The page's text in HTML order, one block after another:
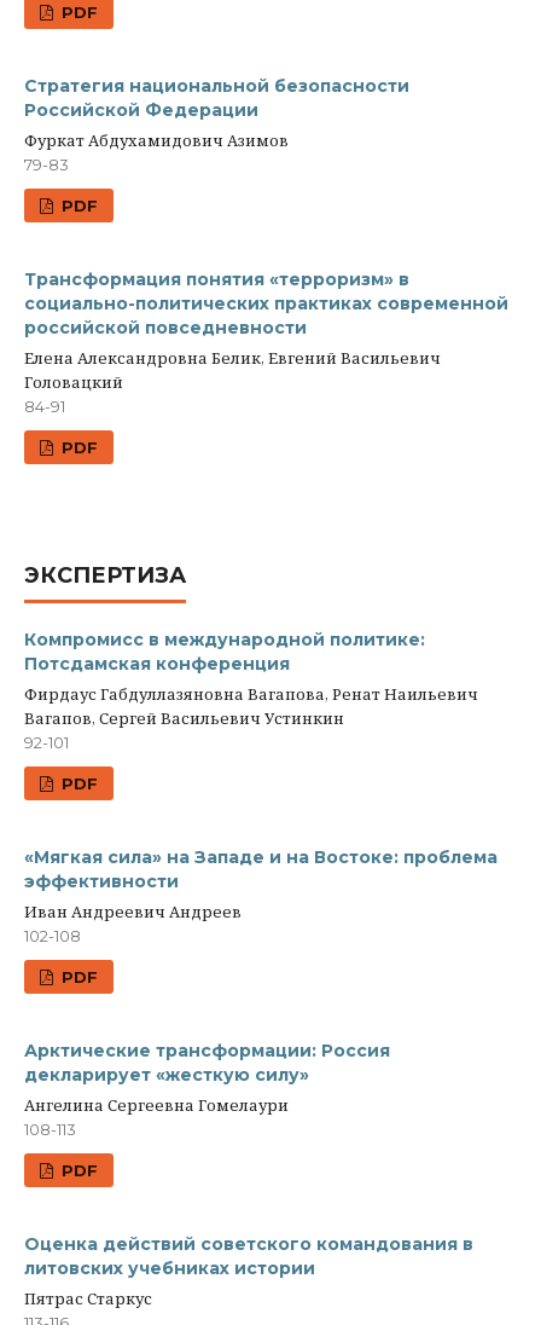
PDF
Стратегия национальной безопасности
Российской Федерации
Фуркат Абдухамидович Азимов
79-83
PDF
Трансформация понятия «терроризм» в
социально-политических практиках современной
российской повседневности
Елена Александровна Белик, Евгений Васильевич
Головацкий
84-91
PDF
ЭКСПЕРТИЗА
Компромисс в международной политике:
Потсдамская конференция
Фирдаус Габдуллазяновна Вагапова, Ренат Наильевич
Вагапов, Сергей Васильевич Устинкин
92-101
PDF
«Мягкая сила» на Западе и на Востоке: проблема
эффективности
Иван Андреевич Андреев
102-108
PDF
Арктические трансформации: Россия
декларирует «жесткую силу»
Ангелина Сергеевна Гомелаури
108-113
PDF
Оценка действий советского командования в
литовских учебниках истории
Пятрас Старкус